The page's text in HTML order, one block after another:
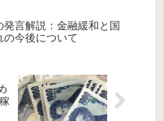
発言解説：金融緩和と国
の今後について